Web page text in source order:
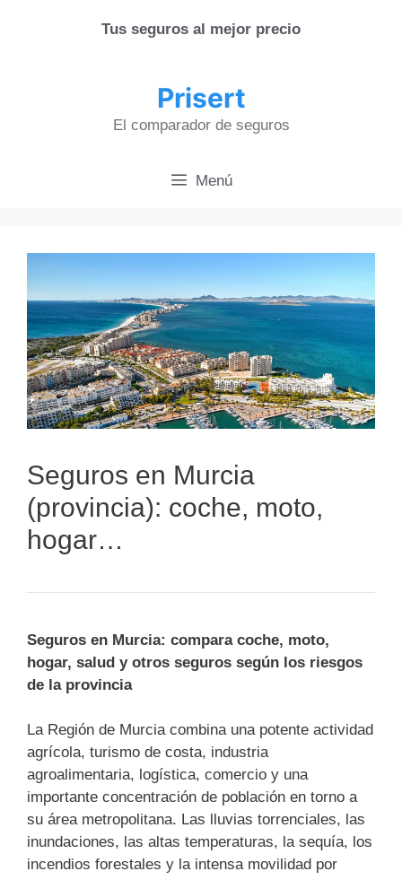
Tus seguros al mejor precio
Prisert
El comparador de seguros
Menú
Seguros en Murcia
(provincia): coche, moto,
hogar…
Seguros en Murcia: compara coche, moto,
hogar, salud y otros seguros según los riesgos
de la provincia
La Región de Murcia combina una potente actividad
agrícola, turismo de costa, industria
agroalimentaria, logística, comercio y una
importante concentración de población en torno a
su área metropolitana. Las lluvias torrenciales, las
inundaciones, las altas temperaturas, la sequía, los
incendios forestales y la intensa movilidad por